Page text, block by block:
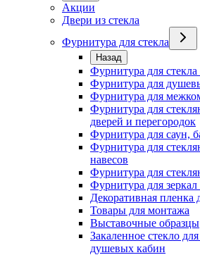
Акции
Двери из стекла
Фурнитура для стекла
Назад
Фурнитура для
Фурнитура для
Фурнитура для
Фурнитура для
дверей и перегородок
Фурнитура для саун,
Фурнитура для
навесов
Фурнитура для
Фурнитура для зеркал
Декоративная пленка
Товары для монтажа
Выставочные образцы
Закаленное стекло
душевых кабин